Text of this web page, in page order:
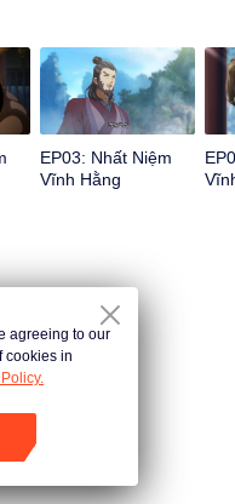
EP03: Nhất Niệm
Vĩnh Hằng
agreeing to our
cookies in